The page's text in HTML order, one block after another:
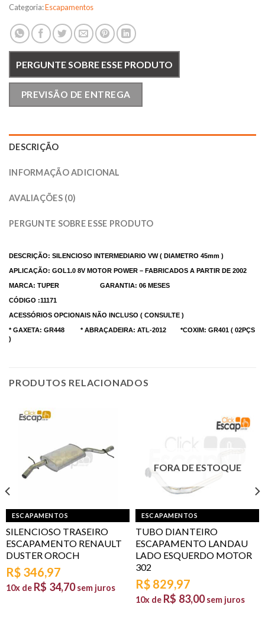
Categoria:Escapamentos
PERGUNTE SOBRE ESSE PRODUTO
PREVISÃO DE ENTREGA
DESCRIÇÃO
INFORMAÇÃO ADICIONAL
AVALIAÇÕES (0)
PERGUNTE SOBRE ESSE PRODUTO
DESCRIÇÃO: SILENCIOSO INTERMEDIARIO VW ( DIAMETRO 45mm )
APLICAÇÃO: GOL1.0 8V MOTOR POWER – FABRICADOS A PARTIR DE 2002
MARCA: TUPER GARANTIA: 06 MESES
CÓDIGO :11171
ACESSÓRIOS OPCIONAIS NÃO INCLUSO ( CONSULTE )
* GAXETA: GR448 * ABRAÇADEIRA: ATL-2012 *COXIM: GR401 ( 02PÇS
)
PRODUTOS RELACIONADOS
ESCAPAMENTOS
SILENCIOSO TRASEIRO
ESCAPAMENTO RENAULT
DUSTER OROCH
R$ 346,97
10x de R$ 34,70 sem juros
FORA DE ESTOQUE
ESCAPAMENTOS
TUBO DIANTEIRO
ESCAPAMENTO LANDAU
LADO ESQUERDO MOTOR
302
R$ 829,97
10x de R$ 83,00 sem juros